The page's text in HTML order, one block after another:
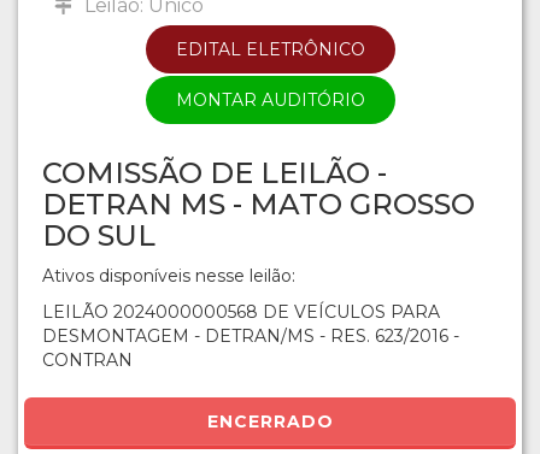
Leilão: Único
EDITAL ELETRÔNICO
MONTAR AUDITÓRIO
COMISSÃO DE LEILÃO -
DETRAN MS - MATO GROSSO
DO SUL
Ativos disponíveis nesse leilão:
LEILÃO 2024000000568 DE VEÍCULOS PARA
DESMONTAGEM - DETRAN/MS - RES. 623/2016 -
CONTRAN
ENCERRADO